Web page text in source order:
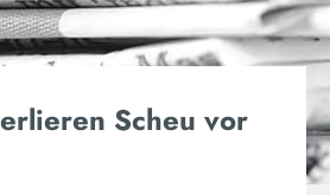
Scheu vor